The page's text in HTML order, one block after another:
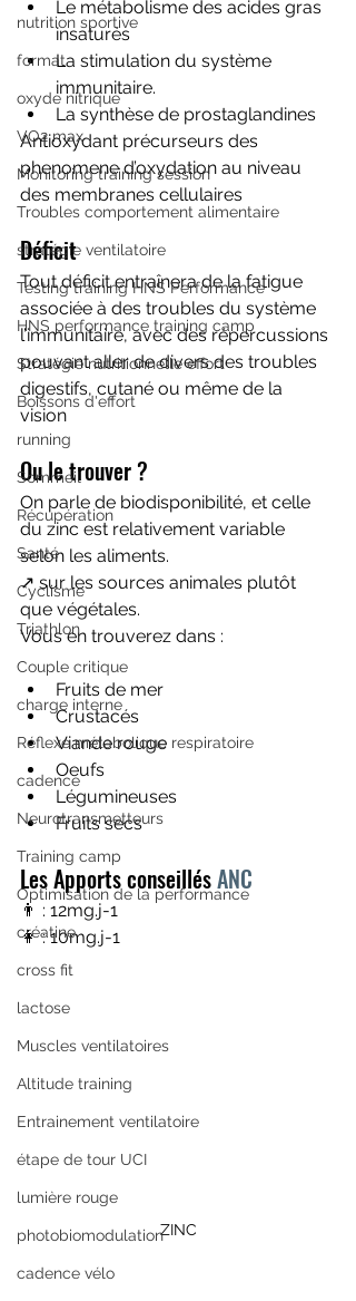
nutrition sportive
format
oxyde nitrique
VO2 max
Monitoring training session
Troubles comportement alimentaire
stratégie ventilatoire
Testing training HNS Performance
HNS performance training camp
Stratégie nutritionnelle effort
Boissons d'effort
running
Sommeil
Récupération
Santé
Cyclisme
Triathlon
Couple critique
charge interne
Réflexe métabolique respiratoire
cadence
Neurotransmetteurs
Training camp
Optimisation de la performance
créatine
cross fit
lactose
Muscles ventilatoires
Altitude training
Entrainement ventilatoire
étape de tour UCI
lumière rouge
photobiomodulation
cadence vélo
Le métabolisme des acides gras
insaturés
La stimulation du système
immunitaire.
La synthèse de prostaglandines
Antioxydant précurseurs des
phenomene d’oxydation au niveau
des membranes cellulaires
Déficit
Tout déficit entraînera de la fatigue
associée à des troubles du système
l’immunitaire, avec des répercussions
pouvant aller de divers des troubles
digestifs, cutané ou même de la
vision
Ou le trouver ?
On parle de biodisponibilité, et celle
du zinc est relativement variable
selon les aliments.
↗️ sur les sources animales plutôt
que végétales.
Vous en trouverez dans :
Fruits de mer
Crustacés
Viande rouge
Oeufs
Légumineuses
Fruits secs
Les Apports conseillés ANC
👨 : 12mg.j-1
👩 : 10mg.j-1
ZINC